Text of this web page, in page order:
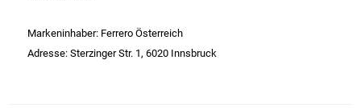
Gläser
Markeninhaber: Ferrero Österreich
Adresse: Sterzinger Str. 1, 6020 Innsbruck